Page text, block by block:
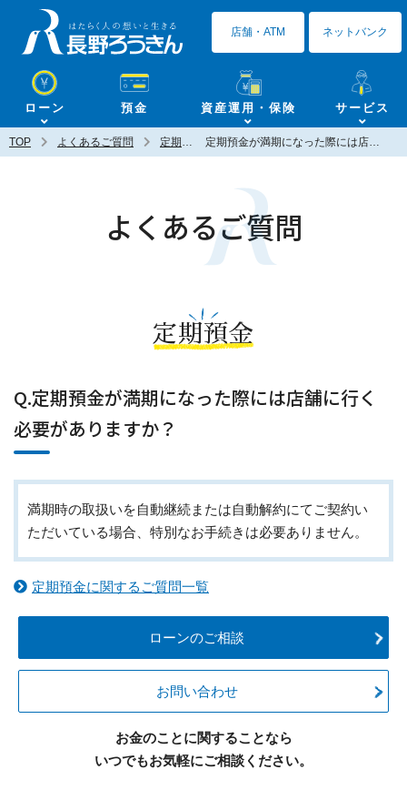
ローン 預金 資産運用・保険 サービス
店舗・ATM ネットバンク
TOP よくあるご質問 定期預金 定期預金が満期になった際には店舗に行く必要がありますか？
よくあるご質問
定期預金
Q.定期預金が満期になった際には店舗に行く
必要がありますか？
満期時の取扱いを自動継続または自動解約にてご契約い
ただいている場合、特別なお手続きは必要ありません。
定期預金に関するご質問一覧
ローンのご相談
お問い合わせ
お金のことに関することなら
いつでもお気軽にご相談ください。